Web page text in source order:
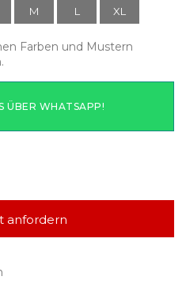
M L XL
Farben und Mustern
ÜBER WHATSAPP!
anfordern